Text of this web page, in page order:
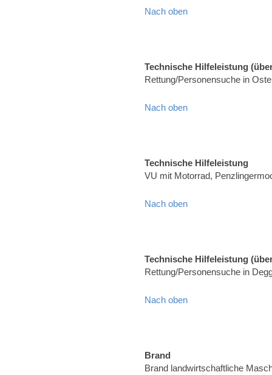
Nach oben
Technische Hilfeleistung
Rettung/Personensuche in
Nach oben
Technische Hilfeleistung
VU mit Motorrad,
Nach oben
Technische Hilfeleistung
Rettung/Personensuche in
Nach oben
Brand
Brand landwirtschaftliche